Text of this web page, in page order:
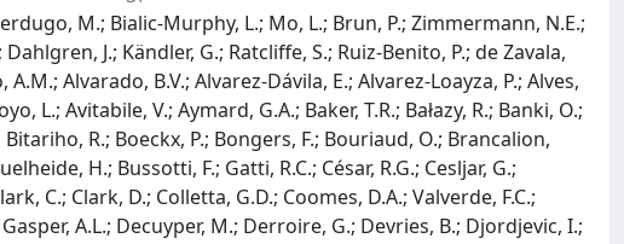
M.; Bialic-Murphy, L.; Mo, L.; Brun, P.; Zimmermann, N.E.;
J.; Kändler, G.; Ratcliffe, S.; Ruiz-Benito, P.; de Zavala,
Alvarado, B.V.; Alvarez-Dávila, E.; Alvarez-Loayza, P.; Alves,
L.; Avitabile, V.; Aymard, G.A.; Baker, T.R.; Bałazy, R.; Banki, O.;
R.; Boeckx, P.; Bongers, F.; Bouriaud, O.; Brancalion,
H.; Bussotti, F.; Gatti, R.C.; César, R.G.; Cesljar, G.;
C.; Clark, D.; Colletta, G.D.; Coomes, D.A.; Valverde, F.C.;
A.L.; Decuyper, M.; Derroire, G.; Devries, B.; Djordjevic, I.;